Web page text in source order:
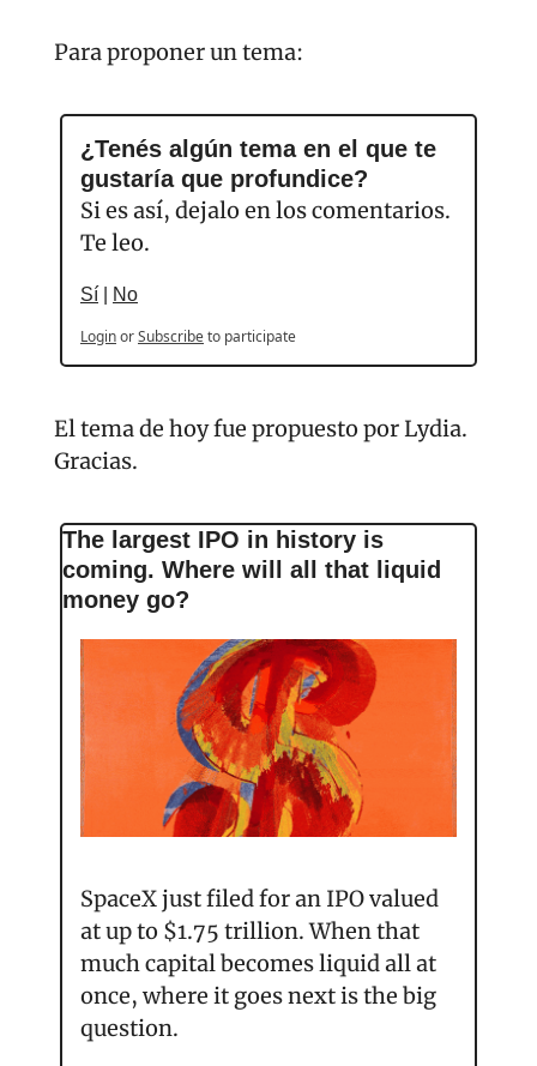
Para proponer un tema:
¿Tenés algún tema en el que te
gustaría que profundice?
Si es así, dejalo en los comentarios.
Te leo.
Sí No
LoginorSubscribeto participate
El tema de hoy fue propuesto por Lydia.
Gracias.
The largest IPO in history is
coming. Where will all that liquid
money go?
SpaceX just filed for an IPO valued
at up to $1.75 trillion. When that
much capital becomes liquid all at
once, where it goes next is the big
question.